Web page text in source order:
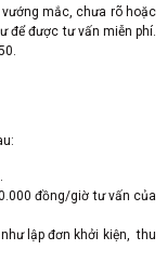
mắc, chưa rõ hoặc
để được tư vấn miễn phí.
đồng/giờ tư vấn của
lập đơn khởi kiện, thu